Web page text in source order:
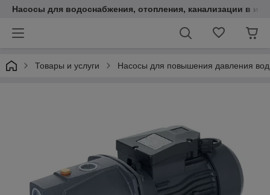
Насосы для водоснабжения, отопления, канализации в
Товары и услуги Насосы для повышения давления